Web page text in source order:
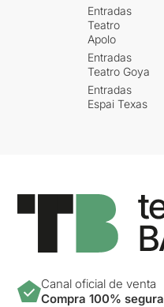
Entradas
Teatro
Apolo
Entradas
Teatro Goya
Entradas
Espai Texas
Canal oficial de venta
Compra 100% segura